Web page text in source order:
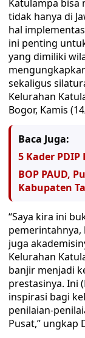
Katulampa bisa
tidak hanya di
hal
ini penting
yang dimiliki
sekaligus
Kelurahan
Bogor, Kamis
Baca Juga:
5 Kader
BOP PAUD,
Kabupaten
“Saya kira ini
pemerintahnya,
juga
Kelurahan
banjir menjadi
prestasinya. Ini
inspirasi bagi
penilaian-
Pusat,” ungkap